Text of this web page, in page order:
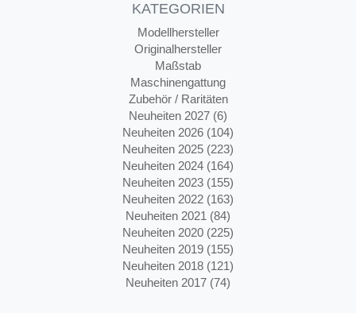
KATEGORIEN
Modellhersteller
Originalhersteller
Maßstab
Maschinengattung
Zubehör / Raritäten
Neuheiten 2027 (6)
Neuheiten 2026 (104)
Neuheiten 2025 (223)
Neuheiten 2024 (164)
Neuheiten 2023 (155)
Neuheiten 2022 (163)
Neuheiten 2021 (84)
Neuheiten 2020 (225)
Neuheiten 2019 (155)
Neuheiten 2018 (121)
Neuheiten 2017 (74)